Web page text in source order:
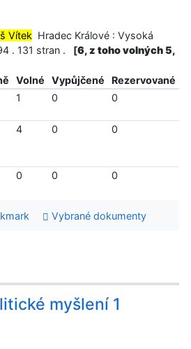
Vítek Hradec Králové : Vysoká
. 131 stran .
[6, z toho volných 5,
Volné Vypůjčené
Rezervované
1 0 0
4 0 0
0 0 0
Vybrané dokumenty
myšlení 1